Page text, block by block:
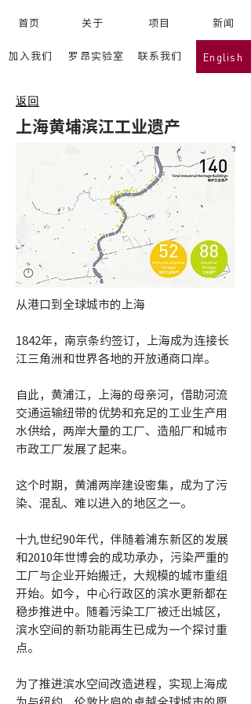
上海黄埔滨江工业遗产
首页 关于 项目
罗昂实验室
加入我们 联系我们
新闻
English
返回
从港口到全球城市的上海
1842年，南京条约签订，上海成为连接长
江三角洲和世界各地的开放通商口岸。
自此，黄浦江，上海的母亲河，借助河流
交通运输纽带的优势和充足的工业生产用
水供给，两岸大量的工厂、造船厂和城市
市政工厂发展了起来。
这个时期，黄浦两岸建设密集，成为了污
染、混乱、难以进入的地区之一。
十九世纪90年代，伴随着浦东新区的发展
和2010年世博会的成功承办，污染严重的
工厂与企业开始搬迁，大规模的城市重组
开始。如今，中心行政区的滨水更新都在
稳步推进中。随着污染工厂被迁出城区，
滨水空间的新功能再生已成为一个探讨重
点。
为了推进滨水空间改造进程，实现上海成